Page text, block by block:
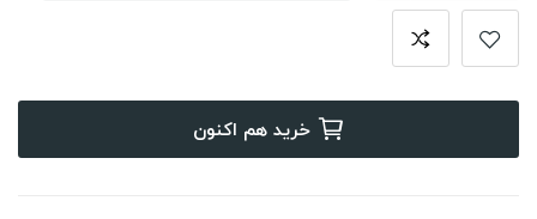
خرید هم اکنون